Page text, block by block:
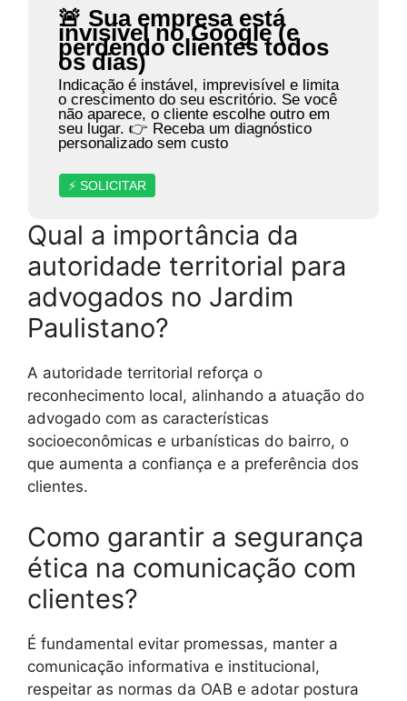
🚨 Sua empresa está
invisível no Google (e
perdendo clientes todos
os dias)
Indicação é instável, imprevisível e limita
o crescimento do seu escritório. Se você
não aparece, o cliente escolhe outro em
seu lugar. 👉 Receba um diagnóstico
personalizado sem custo
⚡ SOLICITAR
Qual a importância da
autoridade territorial para
advogados no Jardim
Paulistano?
A autoridade territorial reforça o
reconhecimento local, alinhando a atuação do
advogado com as características
socioeconômicas e urbanísticas do bairro, o
que aumenta a confiança e a preferência dos
clientes.
Como garantir a segurança
ética na comunicação com
clientes?
É fundamental evitar promessas, manter a
comunicação informativa e institucional,
respeitar as normas da OAB e adotar postura